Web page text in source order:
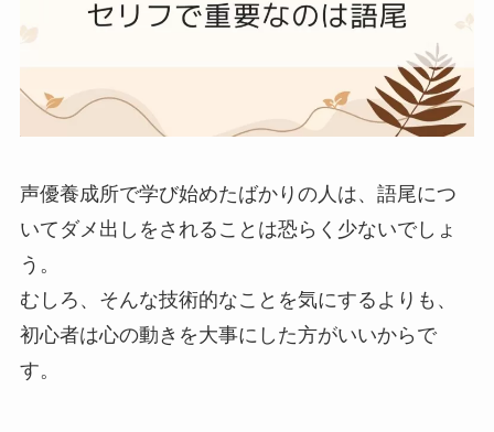
声優養成所で学び始めたばかりの人は、語尾につ
いてダメ出しをされることは恐らく少ないでしょ
う。
むしろ、そんな技術的なことを気にするよりも、
初心者は心の動きを大事にした方がいいからで
す。